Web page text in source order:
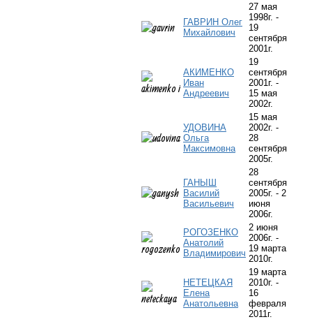
ГАВРИН Олег
Михайлович
27 мая
1998г. -
19
сентября
2001г.
АКИМЕНКО
Иван
Андреевич
19
сентября
2001г. -
15 мая
2002г.
УДОВИНА
Ольга
Максимовна
15 мая
2002г. -
28
сентября
2005г.
ГАНЫШ
Василий
Васильевич
28
сентября
2005г. - 2
июня
2006г.
РОГОЗЕНКО
Анатолий
Владимирович
2 июня
2006г. -
19 марта
2010г.
НЕТЕЦКАЯ
Елена
Анатольевна
19 марта
2010г. -
16
февраля
2011г.